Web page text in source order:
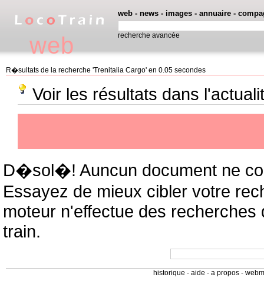
web
web - news - images - annuaire -
recherche avancée
R�sultats de la recherche 'Trenitalia Cargo' en 0.05 secondes
Voir les résultats dans
D�sol�! Auncun document ne
Essayez de mieux cibler votre
moteur n'effectue des recherches
train.
historique - aide - a propos-